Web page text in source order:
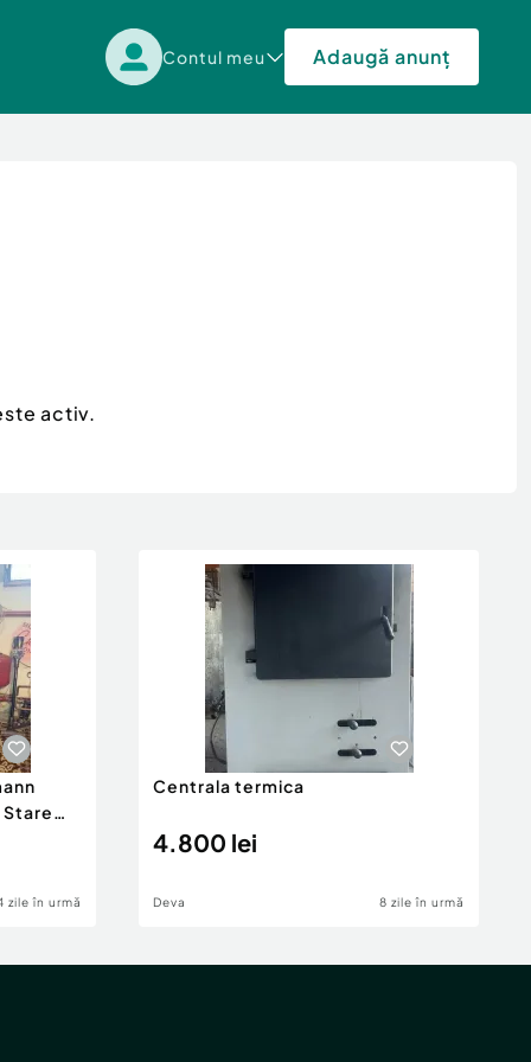
Contul meu Adaugă anunț
activ.
zile în urmă
Centrala termica
4.800 lei
Deva 8 zile în urmă